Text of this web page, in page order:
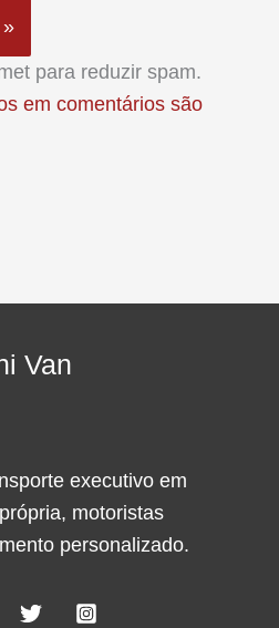
para reduzir spam.
em comentários são
Van
executivo em
motoristas
personalizado.